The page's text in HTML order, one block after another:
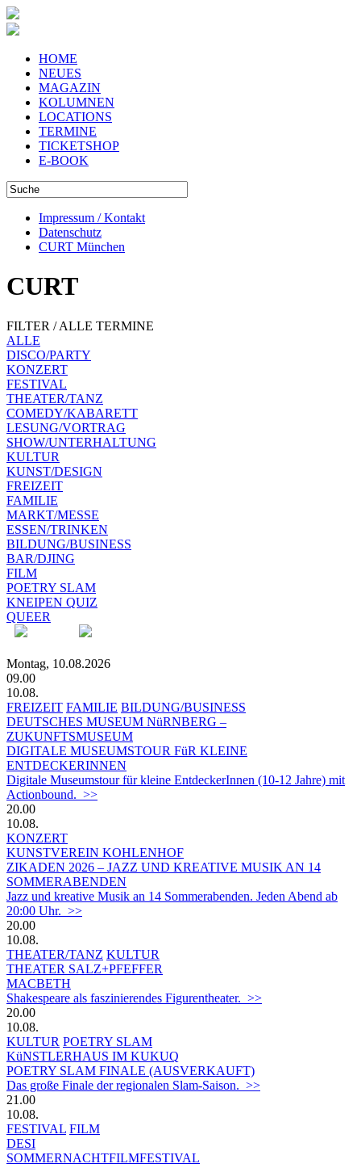
HOME
NEUES
MAGAZIN
KOLUMNEN
LOCATIONS
TERMINE
TICKETSHOP
E-BOOK
Impressum / Kontakt
Datenschutz
CURT München
CURT
FILTER / ALLE TERMINE
ALLE
DISCO/PARTY
KONZERT
FESTIVAL
THEATER/TANZ
COMEDY/KABARETT
LESUNG/VORTRAG
SHOW/UNTERHALTUNG
KULTUR
KUNST/DESIGN
FREIZEIT
FAMILIE
MARKT/MESSE
ESSEN/TRINKEN
BILDUNG/BUSINESS
BAR/DJING
FILM
POETRY SLAM
KNEIPEN QUIZ
QUEER
Montag, 10.08.2026
09.00
10.08.
FREIZEIT FAMILIE BILDUNG/BUSINESS
DEUTSCHES MUSEUM NüRNBERG –
ZUKUNFTSMUSEUM
DIGITALE MUSEUMSTOUR FüR KLEINE
ENTDECKERINNEN
Digitale Museumstour für kleine EntdeckerInnen (10-12 Jahre) mit
Actionbound. >>
20.00
10.08.
KONZERT
KUNSTVEREIN KOHLENHOF
ZIKADEN 2026 – JAZZ UND KREATIVE MUSIK AN 14
SOMMERABENDEN
Jazz und kreative Musik an 14 Sommerabenden. Jeden Abend ab
20:00 Uhr. >>
20.00
10.08.
THEATER/TANZ KULTUR
THEATER SALZ+PFEFFER
MACBETH
Shakespeare als faszinierendes Figurentheater. >>
20.00
10.08.
KULTUR POETRY SLAM
KüNSTLERHAUS IM KUKUQ
POETRY SLAM FINALE (AUSVERKAUFT)
Das große Finale der regionalen Slam-Saison. >>
21.00
10.08.
FESTIVAL FILM
DESI
SOMMERNACHTFILMFESTIVAL